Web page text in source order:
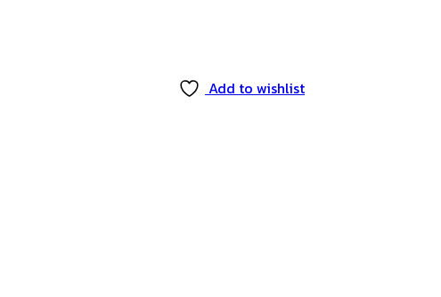
Add to wishlist